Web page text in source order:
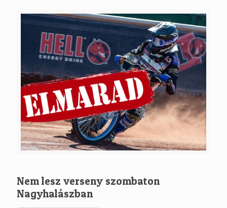
Nem lesz verseny szombaton
Nagyhalászban